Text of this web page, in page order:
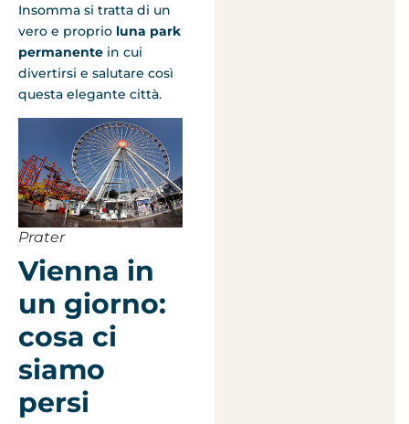
Insomma si tratta di un
vero e proprio luna park
permanente in cui
divertirsi e salutare così
questa elegante città.
Prater
Vienna in
un giorno:
cosa ci
siamo
persi